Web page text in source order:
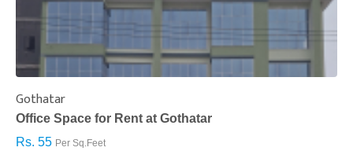
Gothatar
Office Space for Rent at Gothatar
Rs. 55 Per Sq.Feet